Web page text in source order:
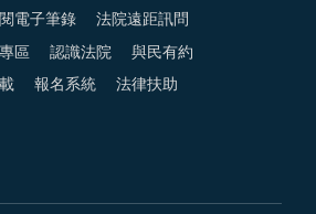
電子筆錄 法院遠距訊問
區 認識法院 與民有約
報名系統 法律扶助